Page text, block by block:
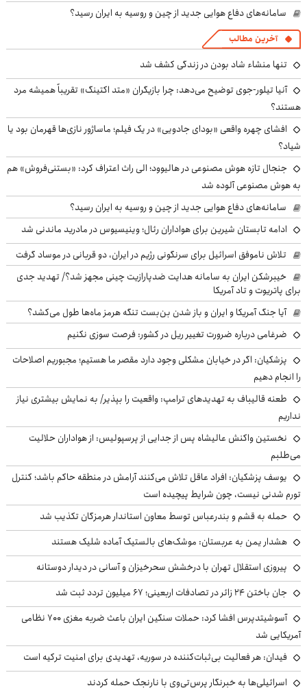
سامانه‌های دفاع هوایی جدید از چین و روسیه به ایران رسید؟
آخرین مطالب
تنها منشاء شاد بودن در زندگی کشف شد
آنیا تیلور-جوی توضیح می‌دهد: چرا بازیگران «متد اکتینگ» تقریباً همیشه مرد
هستند؟
افشای چهره واقعی «بودای جادویی» در یک فیلم؛ ماساژور نازی‌ها قهرمان بود یا
شیاد؟
جنجال تازه هوش مصنوعی در هالیوود؛ الی راث اعتراف کرد: «بستنی‌فروش» هم
به هوش مصنوعی آلوده شد
سامانه‌های دفاع هوایی جدید از چین و روسیه به ایران رسید؟
ادامه تابستان شیرین برای هواداران رئال؛ وینیسیوس در مادرید ماندنی شد
تلاش ناموفق اسرائیل برای سرنگونی رژیم در ایران، دو قربانی در موساد گرفت
خیبرشکن ایران به سامانه هدایت ضدپارازیت چینی مجهز شد؟/ تهدید جدی
برای پاتریوت و تاد آمریکا
آیا جنگ آمریکا و ایران و باز شدن بن‌بست تنگه هرمز ماه‌ها طول می‌کشد؟
ضرغامی درباره ضرورت تغییر ریل در کشور: فرصت سوزی نکنیم
پزشکیان: اگر در خیابان مشکلی وجود دارد مقصر ما هستیم؛ مجبوریم اصلاحات
را انجام دهیم
طعنه قالیباف به تهدیدهای ترامپ: واقعیت را بپذیر/ به نمایش بیشتری نیاز
نداریم
نخستین واکنش عالیشاه پس از جدایی از پرسپولیس: از هواداران حلالیت
می‌طلبم
یوسف پزشکیان: افراد عاقل تلاش می‌کنند آرامش در منطقه حاکم باشد؛ کنترل
تورم شدنی نیست، چون شرایط پیچیده است
حمله به قشم و بندرعباس توسط معاون استاندار هرمزگان تکذیب شد
هشدار یمن به عربستان: موشک‌های بالستیک آماده شلیک هستند
پیروزی استقلال تهران با درخشش سحرخیزان و آسانی در دیدار دوستانه
جان باختن ۲۴ زائر در تصادفات اربعینی؛ ۶۷ میلیون تردد ثبت شد
آسوشیتدپرس افشا کرد: حملات سنگین ایران باعث ضربه مغزی ۷۰۰ نظامی
آمریکایی شد
فیدان: هر فعالیت بی‌ثبات‌کننده در سوریه، تهدیدی برای امنیت ترکیه است
اسرائیلی‌ها به خبرنگار پرس‌تی‌وی با نارنجک حمله کردند